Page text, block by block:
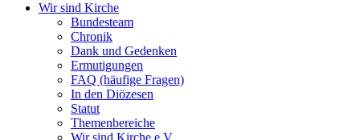
Wir sind Kirche
Bundesteam
Chronik
Dank und Gedenken
Ermutigungen
FAQ (häufige Fragen)
In den Diözesen
Statut
Themenbereiche
Wir sind Kirche e.V.